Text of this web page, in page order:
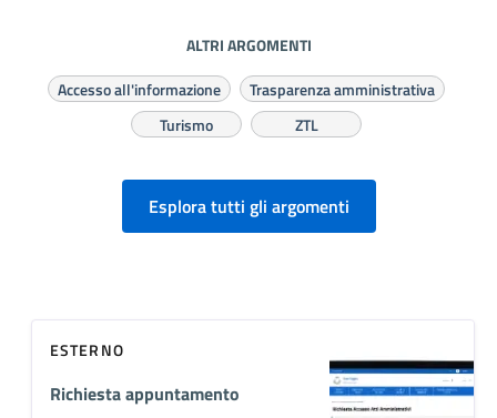
ALTRI ARGOMENTI
Accesso all'informazione
Trasparenza amministrativa
Turismo
ZTL
Esplora tutti gli argomenti
ESTERNO
Richiesta appuntamento